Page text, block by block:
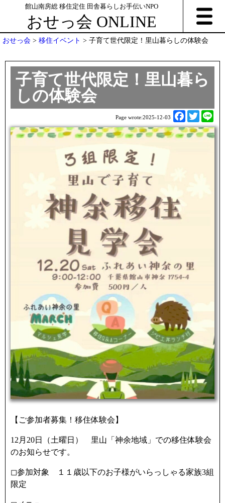
館山南房総 移住定住 田舎暮らしお手伝いNPO
おせっ会 ONLINE
おせっ会 > 移住イベント > 子育て世代限定！里山暮らしの体験会
子育て世代限定！里山暮ら
しの体験会
Page wrote:2025-12-03
F
a
c
T
w
i
i
n
【ご参加者募集！移住体験会】
12月20日（土曜日） 里山「神余地域」での移住体験会
のお知らせです。
◻︎参加対象 １１歳以下のお子様がいらっしゃる家族3組
限定